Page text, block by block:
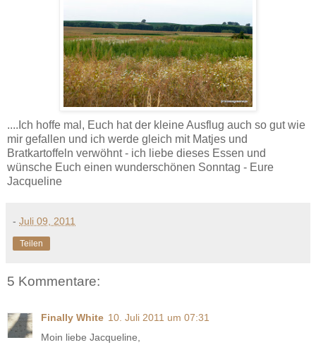
....Ich hoffe mal, Euch hat der kleine Ausflug auch so gut wie
mir gefallen und ich werde gleich mit Matjes und
Bratkartoffeln verwöhnt - ich liebe dieses Essen und
wünsche Euch einen wunderschönen Sonntag - Eure
Jacqueline
- Juli 09, 2011
Teilen
5 Kommentare:
Finally White 10. Juli 2011 um 07:31
Moin liebe Jacqueline,